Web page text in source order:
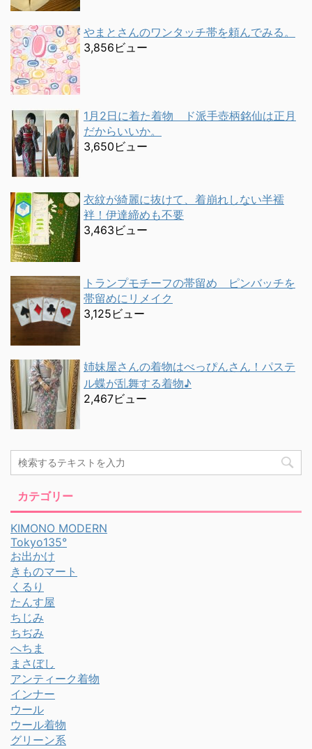
やまとさんのワンタッチ帯を頼んでみる。
3,856ビュー
1月2日に着た着物 ド派手壺柄銘仙は正月
だからいいか。
3,650ビュー
衣紋が綺麗に抜けて、着崩れしない半襦
袢！伊達締めも不要
3,463ビュー
トランプモチーフの帯留め ピンバッチを
帯留めにリメイク
3,125ビュー
姉妹屋さんの着物はべっぴんさん！パステ
ル蝶が乱舞する着物♪
2,467ビュー
カテゴリー
KIMONO MODERN
Tokyo135°
お出かけ
きものマート
くるり
たんす屋
ちじみ
ちぢみ
へちま
まさぼし
アンティーク着物
インナー
ウール
ウール着物
グリーン系